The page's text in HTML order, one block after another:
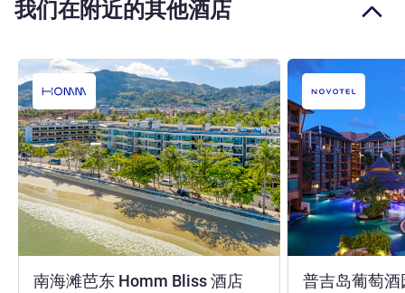
我们在附近的其他酒店
南海滩芭东 Homm Bliss 酒店4 星 普吉岛葡萄